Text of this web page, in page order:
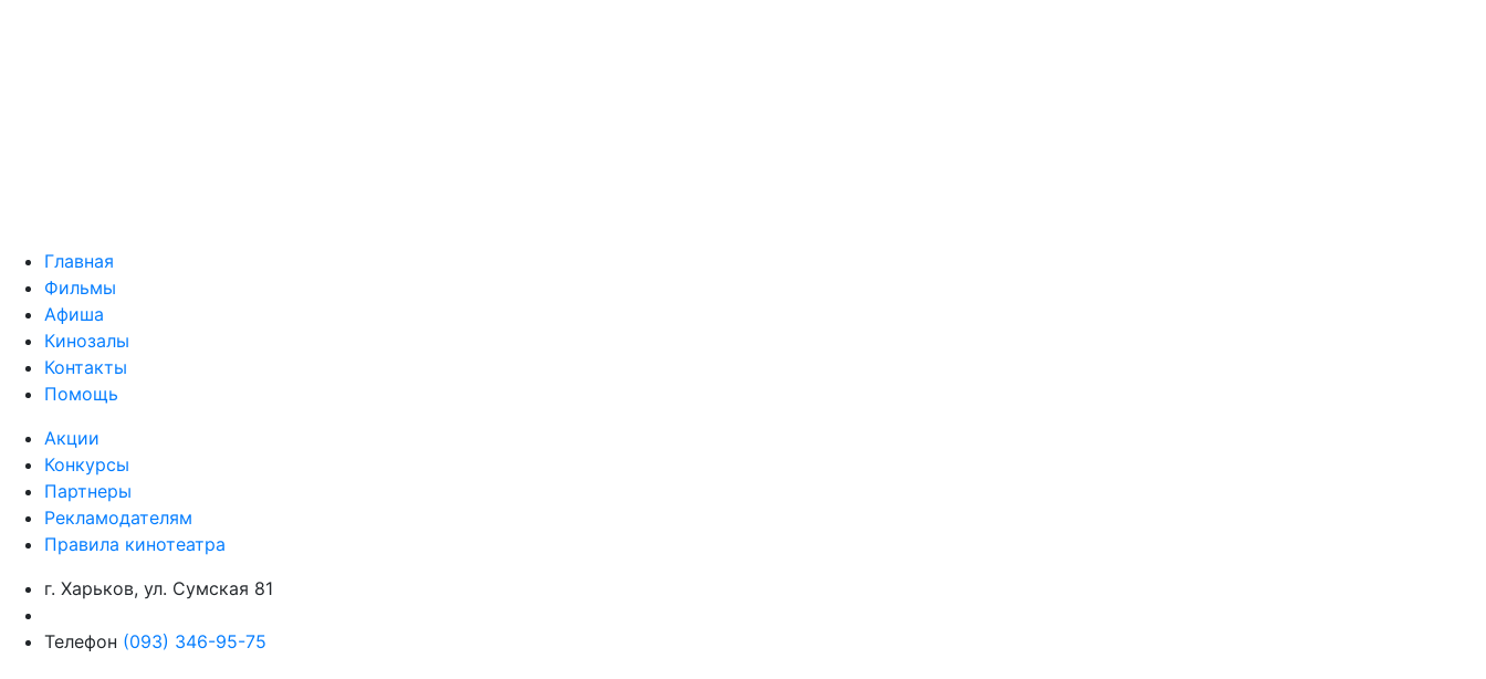
Главная
Фильмы
Афиша
Кинозалы
Контакты
Помощь
Акции
Конкурсы
Партнеры
Рекламодателям
Правила кинотеатра
г. Харьков, ул. Сумская 81
Телефон (093) 346-95-75